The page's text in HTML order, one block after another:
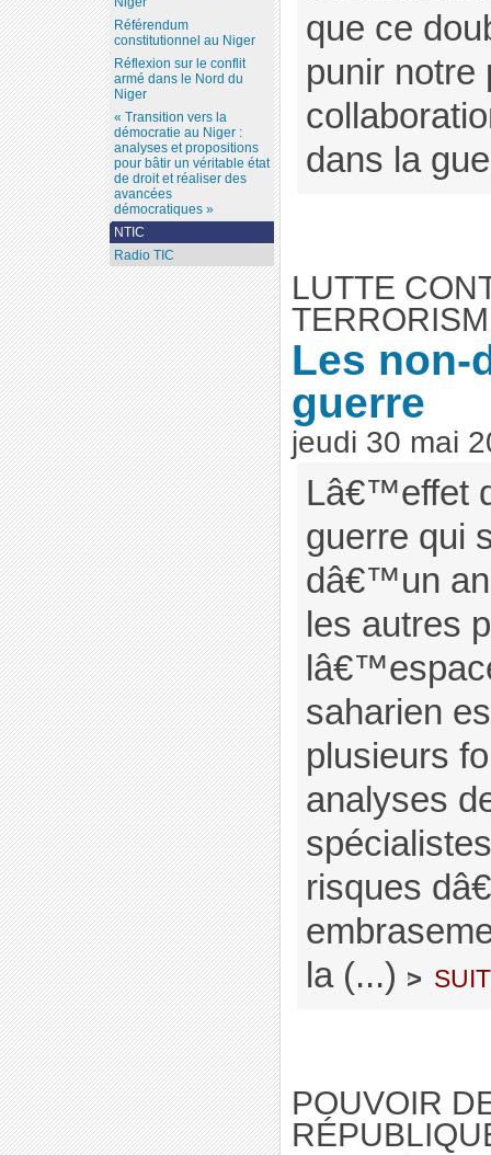
que ce
punir notre
dans la
LUTTE
Les non-
guerre
jeudi 30 mai
Lâ€™effet
guerre qui
dâ€™un
les autres
saharien
plusieurs
analyses
risques
la (...) >
POUVOIR
Référendum
constitutionnel au Niger
Réflexion sur le conflit
armé dans le Nord du
Niger
« Transition vers la
démocratie au Niger :
analyses et propositions
pour bâtir un véritable état
de droit et réaliser des
avancées
démocratiques »
NTIC
Radio TIC